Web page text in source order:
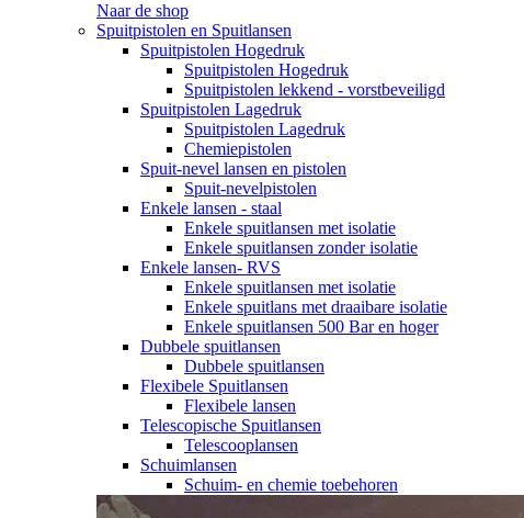
Naar de shop
Spuitpistolen en Spuitlansen
Spuitpistolen Hogedruk
Spuitpistolen Hogedruk
Spuitpistolen lekkend - vorstbeveiligd
Spuitpistolen Lagedruk
Spuitpistolen Lagedruk
Chemiepistolen
Spuit-nevel lansen en pistolen
Spuit-nevelpistolen
Enkele lansen - staal
Enkele spuitlansen met isolatie
Enkele spuitlansen zonder isolatie
Enkele lansen- RVS
Enkele spuitlansen met isolatie
Enkele spuitlans met draaibare isolatie
Enkele spuitlansen 500 Bar en hoger
Dubbele spuitlansen
Dubbele spuitlansen
Flexibele Spuitlansen
Flexibele lansen
Telescopische Spuitlansen
Telescooplansen
Schuimlansen
Schuim- en chemie toebehoren